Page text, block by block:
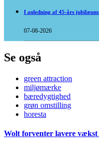
I anledning af 45-års
07-08-2026
Se også
green attraction
miljømærke
bæredygtighed
grøn omstilling
horesta
Wolt forventer lavere